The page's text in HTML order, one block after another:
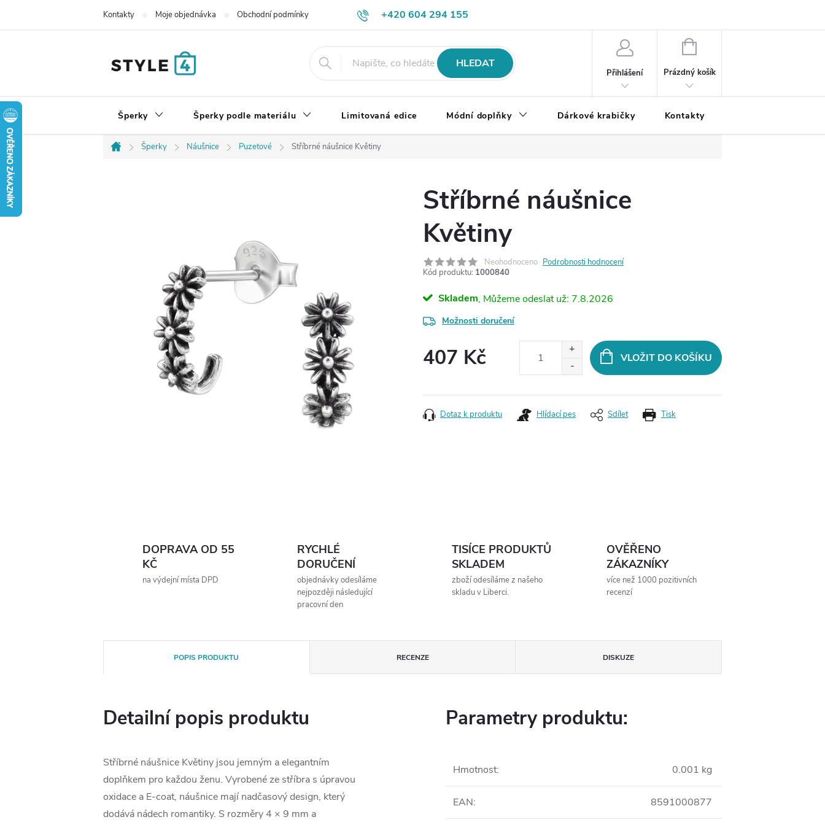
+420 604 294 155
Kontakty Moje objednávka Obchodní podmínky Výměna, vrácení a reklamace zboží
HLEDAT
Přihlášení
NÁKUPNÍ
Prázdný košík
Šperky Šperky podle materiálu Limitovaná edice Módní doplňky Dárkové krabičky Kontakty
Domů
Šperky Náušnice Puzetové Stříbrné náušnice Květiny
Stříbrné náušnice
Květiny
Neohodnoceno Podrobnosti hodnocení
Kód produktu: 1000840
Skladem 7.8.2026
Možnosti doručení
407 Kč VLOŽIT DO KOŠÍKU
Tisk
Dotaz k produktu Hlídací pes Sdílet
DOPRAVA OD 55
KČ
na výdejní místa DPD
RYCHLÉ
DORUČENÍ
objednávky odesíláme
nejpozději následující
pracovní den
TISÍCE PRODUKTŮ
SKLADEM
zboží odesíláme z našeho
skladu v Liberci.
OVĚŘENO
ZÁKAZNÍKY
více než 1000 pozitivních
recenzí
POPIS PRODUKTU RECENZE DISKUZE
Detailní popis produktu
Stříbrné náušnice Květiny jsou jemným a elegantním
doplňkem pro každou ženu. Vyrobené ze stříbra s úpravou
oxidace a E-coat, náušnice mají nadčasový design, který
dodává nádech romantiky. S rozměry 4 × 9 mm a
Parametry produktu:
Hmotnost: 0.001 kg
EAN: 8591000877